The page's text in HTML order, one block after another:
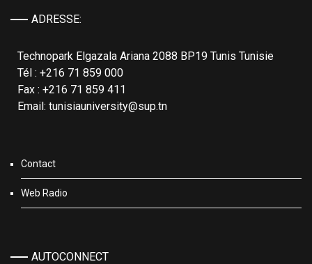
ADRESSE:
Technopark Elgazala Ariana 2088 BP19 Tunis Tunisie
Tél : +216 71 859 000
Fax : +216 71 859 411
Email: tunisiauniversity@sup.tn
Contact
Web Radio
AUTOCONNECT